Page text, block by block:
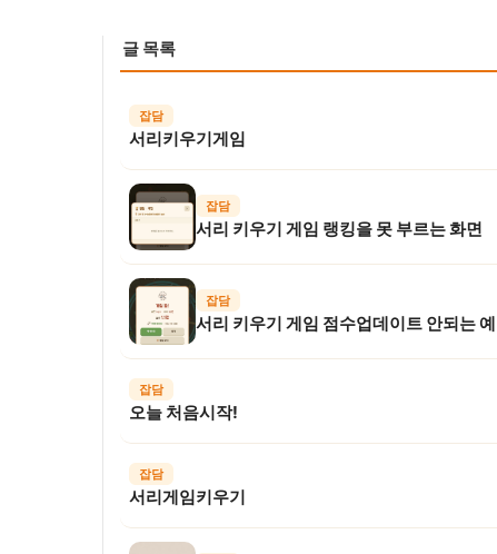
글 목록
잡담
서리키우기게임
잡담
서리 키우기 게임 랭킹을 못 부르는 화면
잡담
서리 키우기 게임 점수업데이트 안되는 예
잡담
오늘 처음시작!
잡담
서리게임키우기